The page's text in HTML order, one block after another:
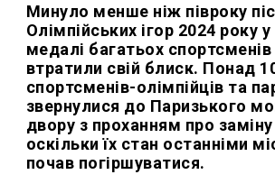
Минуло менше ніж півроку
Олімпійських ігор 2024 року
медалі багатьох
втратили свій блиск. Понад
спортсменів-олімпійців та
звернулися до Паризького
двору з проханням про
оскільки їх стан останніми
почав погіршуватися.